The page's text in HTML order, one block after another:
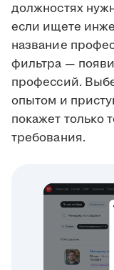
должностях
если ищете
название
фильтра —
профессий.
опытом и
покажет только
требования.